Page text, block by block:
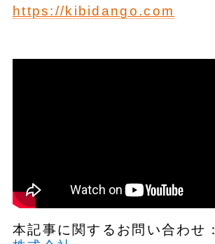
https://kibidango.com
本記事に関するお問い合わせ：